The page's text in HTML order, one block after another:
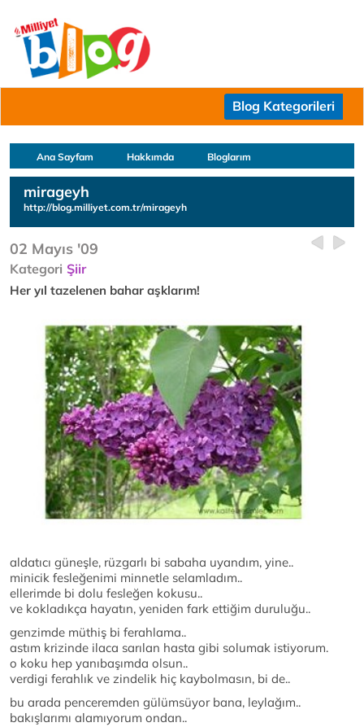
Blog Kategorileri
Ana Sayfam Hakkımda Bloglarım
mirageyh
http://blog.milliyet.com.tr/mirageyh
02 Mayıs '09
Kategori Şiir
Her yıl tazelenen bahar aşklarım!
aldatıcı güneşle, rüzgarlı bi sabaha uyandım, yine..
minicik fesleğenimi minnetle selamladım..
ellerimde bi dolu fesleğen kokusu..
ve kokladıkça hayatın, yeniden fark ettiğim duruluğu..
genzimde müthiş bi ferahlama..
astım krizinde ilaca sarılan hasta gibi solumak istiyorum.
o koku hep yanıbaşımda olsun..
verdigi ferahlık ve zindelik hiç kaybolmasın, bi de..
bu arada penceremden gülümsüyor bana, leylağım..
bakışlarımı alamıyorum ondan..